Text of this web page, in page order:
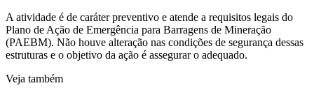
A atividade é de caráter preventivo e atende a requisitos legais do
Plano de Ação de Emergência para Barragens de Mineração
(PAEBM). Não houve alteração nas condições de segurança dessas
estruturas e o objetivo da ação é assegurar o adequado.
Veja também